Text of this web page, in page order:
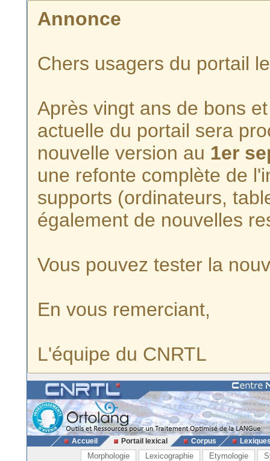
Annonce
Chers usagers du portail
Après vingt ans de bons
actuelle du portail sera
nouvelle version au 1er
une refonte complète de
supports (ordinateurs,
également de nouvelles
Vous pouvez tester la
En vous remerciant,
L'équipe du CNRTL
Accueil Portail lexical Corpus
Morphologie Lexicographie Etymologie